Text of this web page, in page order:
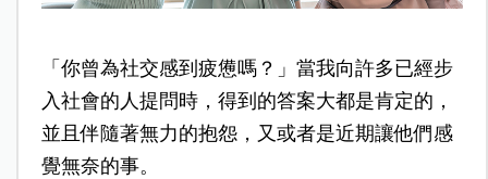
「你曾為社交感到疲憊嗎？」當我向許多已經步
入社會的人提問時，得到的答案大都是肯定的，
並且伴隨著無力的抱怨，又或者是近期讓他們感
覺無奈的事。